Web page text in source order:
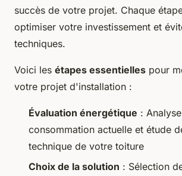
succès de votre projet. Chaque
optimiser votre investissement et
techniques.
Voici les étapes essentielles pour
votre projet d'installation :
Évaluation énergétique :
consommation actuelle et étude
technique de votre toiture
Choix de la solution : Sélection